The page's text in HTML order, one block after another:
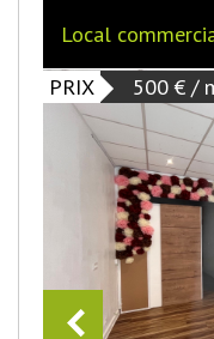
Local
PRIX
500 € /